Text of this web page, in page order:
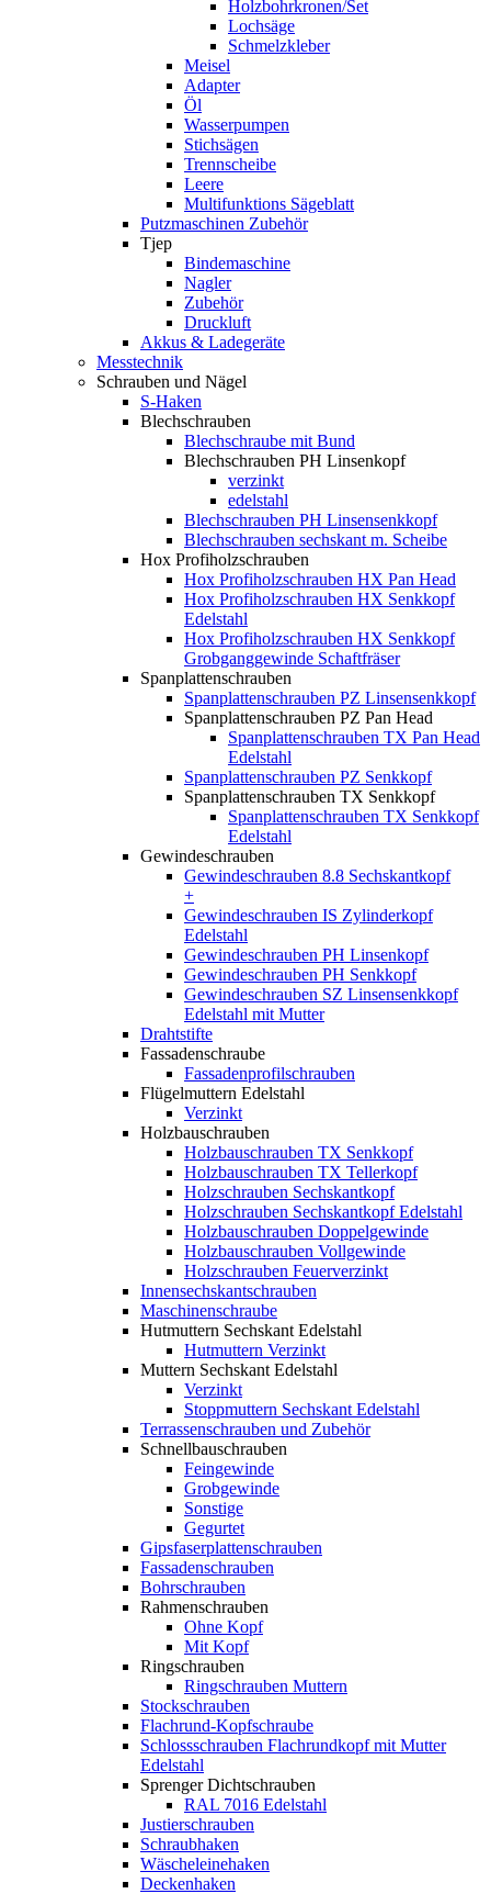
Holzbohrkronen/Set
Lochsäge
Schmelzkleber
Meisel
Adapter
Öl
Wasserpumpen
Stichsägen
Trennscheibe
Leere
Multifunktions Sägeblatt
Putzmaschinen Zubehör
Tjep
Bindemaschine
Nagler
Zubehör
Druckluft
Akkus & Ladegeräte
Messtechnik
Schrauben und Nägel
S-Haken
Blechschrauben
Blechschraube mit Bund
Blechschrauben PH Linsenkopf
verzinkt
edelstahl
Blechschrauben PH Linsensenkkopf
Blechschrauben sechskant m. Scheibe
Hox Profiholzschrauben
Hox Profiholzschrauben HX Pan Head
Hox Profiholzschrauben HX Senkkopf
Edelstahl
Hox Profiholzschrauben HX Senkkopf
Grobganggewinde Schaftfräser
Spanplattenschrauben
Spanplattenschrauben PZ Linsensenkkopf
Spanplattenschrauben PZ Pan Head
Spanplattenschrauben TX Pan Head
Edelstahl
Spanplattenschrauben PZ Senkkopf
Spanplattenschrauben TX Senkkopf
Spanplattenschrauben TX Senkkopf
Edelstahl
Gewindeschrauben
Gewindeschrauben 8.8 Sechskantkopf
+
Gewindeschrauben IS Zylinderkopf
Edelstahl
Gewindeschrauben PH Linsenkopf
Gewindeschrauben PH Senkkopf
Gewindeschrauben SZ Linsensenkkopf
Edelstahl mit Mutter
Drahtstifte
Fassadenschraube
Fassadenprofilschrauben
Flügelmuttern Edelstahl
Verzinkt
Holzbauschrauben
Holzbauschrauben TX Senkkopf
Holzbauschrauben TX Tellerkopf
Holzschrauben Sechskantkopf
Holzschrauben Sechskantkopf Edelstahl
Holzbauschrauben Doppelgewinde
Holzbauschrauben Vollgewinde
Holzschrauben Feuerverzinkt
Innensechskantschrauben
Maschinenschraube
Hutmuttern Sechskant Edelstahl
Hutmuttern Verzinkt
Muttern Sechskant Edelstahl
Verzinkt
Stoppmuttern Sechskant Edelstahl
Terrassenschrauben und Zubehör
Schnellbauschrauben
Feingewinde
Grobgewinde
Sonstige
Gegurtet
Gipsfaserplattenschrauben
Fassadenschrauben
Bohrschrauben
Rahmenschrauben
Ohne Kopf
Mit Kopf
Ringschrauben
Ringschrauben Muttern
Stockschrauben
Flachrund-Kopfschraube
Schlossschrauben Flachrundkopf mit Mutter
Edelstahl
Sprenger Dichtschrauben
RAL 7016 Edelstahl
Justierschrauben
Schraubhaken
Wäscheleinehaken
Deckenhaken